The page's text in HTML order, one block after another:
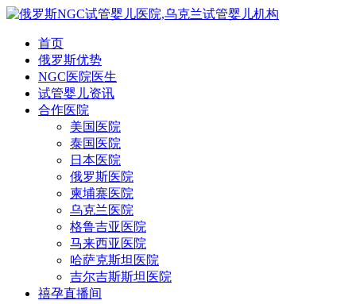
首页
俄罗斯优势
NGC医院医生
试管婴儿资讯
合作医院
美国医院
泰国医院
日本医院
俄罗斯医院
柬埔寨医院
乌克兰医院
格鲁吉亚医院
马来西亚医院
哈萨克斯坦医院
吉尔吉斯斯坦医院
禧孕直播间